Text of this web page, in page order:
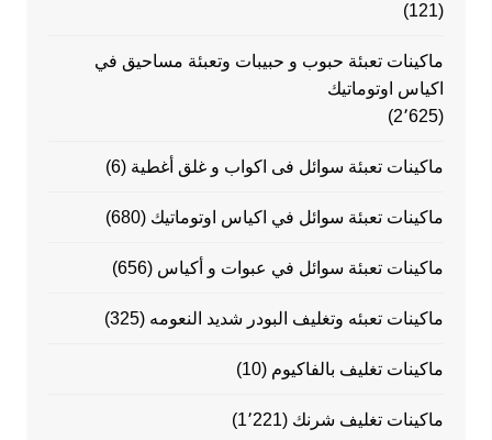
(121)
ماكينات تعبئة حبوب و حبيبات وتعبئة مساحيق في
اكياس اوتوماتيك
(2٬625)
ماكينات تعبئة سوائل فى اكواب و غلق أغطية (6)
ماكينات تعبئة سوائل في اكياس اوتوماتيك (680)
ماكينات تعبئة سوائل في عبوات و أكياس (656)
ماكينات تعبئه وتغليف البودر شديد النعومه (325)
ماكينات تغليف بالفاكيوم (10)
ماكينات تغليف شرنك (1٬221)